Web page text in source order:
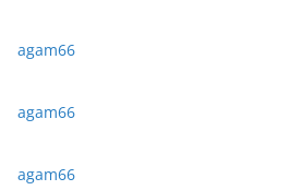
agam66
agam66
agam66